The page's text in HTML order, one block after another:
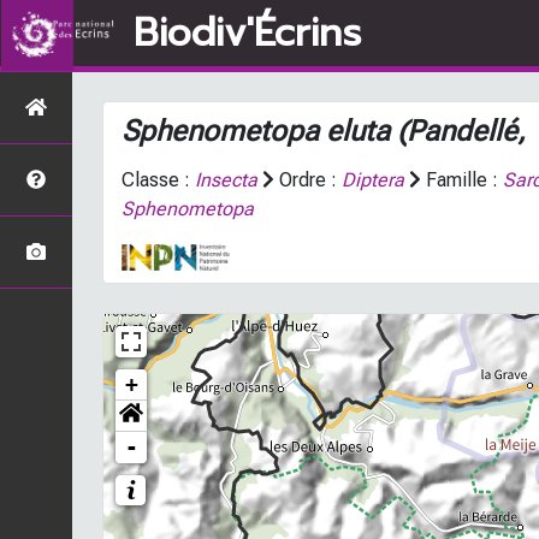
Biodiv'Écrins
Sphenometopa eluta(Pandellé,
Classe : Insecta Ordre : Diptera Famille :
Sphenometopa
+
-